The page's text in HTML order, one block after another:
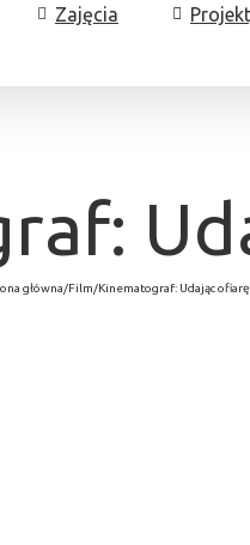
Zajęcia
główna/Film/Kinematograf: Udając ofiarę